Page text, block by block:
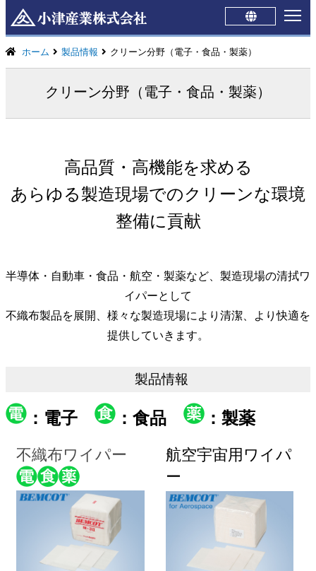
Japanese
English
ホーム 製品情報 クリーン分野（電子・食品・製薬）
クリーン分野（電子・食品・製薬）
高品質・高機能を求める
あらゆる製造現場でのクリーンな環境
整備に貢献
半導体・自動車・食品・航空・製薬など、製造現場の清拭ワ
イパーとして
不織布製品を展開、様々な製造現場により清潔、より快適を
提供していきます。
製品情報
：電子 ：食品 ：製薬
不織布ワイパー
航空宇宙用ワイパ
ー